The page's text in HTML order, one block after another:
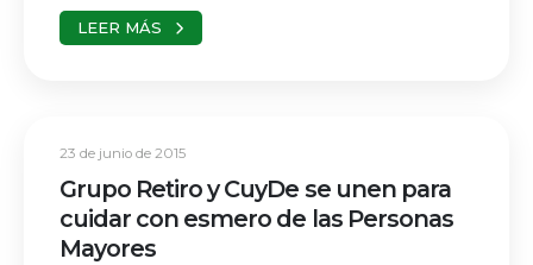
LEER MÁS
23 de junio de 2015
Grupo Retiro y CuyDe se unen para
cuidar con esmero de las Personas
Mayores